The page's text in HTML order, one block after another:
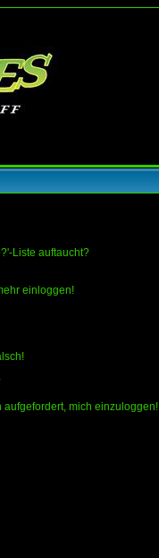
Liste auftaucht?
einloggen!
mich einzuloggen!